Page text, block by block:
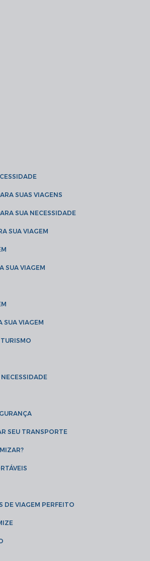
SUAS VIAGENS
SUA NECESSIDADE
SUA VIAGEM
SUA VIAGEM
SUA VIAGEM
SEU TRANSPORTE
DE VIAGEM PERFEITO